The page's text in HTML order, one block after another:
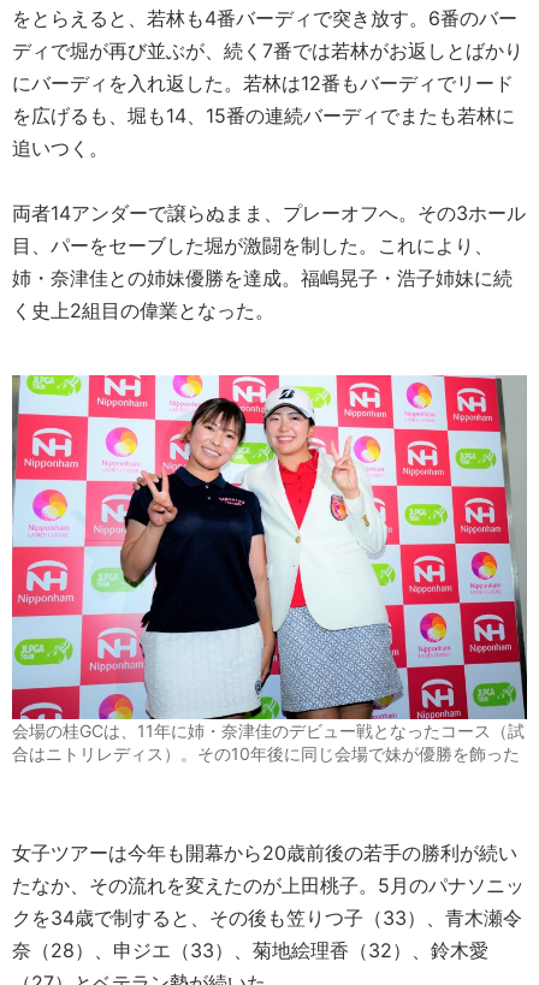
をとらえると、若林も4番バーディで突き放す。6番のバー
ディで堀が再び並ぶが、続く7番では若林がお返しとばかり
にバーディを入れ返した。若林は12番もバーディでリード
を広げるも、堀も14、15番の連続バーディでまたも若林に
追いつく。
両者14アンダーで譲らぬまま、プレーオフへ。その3ホール
目、パーをセーブした堀が激闘を制した。これにより、
姉・奈津佳との姉妹優勝を達成。福嶋晃子・浩子姉妹に続
く史上2組目の偉業となった。
会場の桂GCは、11年に姉・奈津佳のデビュー戦となったコース（試
合はニトリレディス）。その10年後に同じ会場で妹が優勝を飾った
女子ツアーは今年も開幕から20歳前後の若手の勝利が続い
たなか、その流れを変えたのが上田桃子。5月のパナソニッ
クを34歳で制すると、その後も笠りつ子（33）、青木瀬令
奈（28）、申ジエ（33）、菊地絵理香（32）、鈴木愛